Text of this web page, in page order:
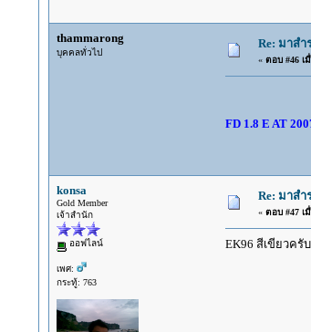
thammarong
บุคคลทั่วไป
Re: มาสำ
« ตอบ #46 เ
FD 1.8 E AT
konsa
Gold Member
เจ้าสำนัก
ออฟไลน์
เพศ:
กระทู้: 763
Re: มาสำ
« ตอบ #47 เ
EK96 สีเขียวครั